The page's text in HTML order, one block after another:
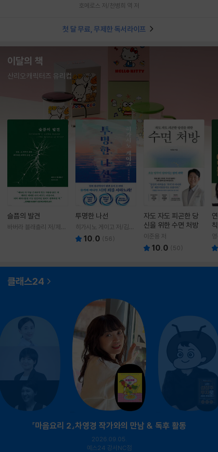
호메로스 저/천병희 역 저
첫 달 무료, 무제한 독서라이프
이달의 책
산리오캐릭터즈 유리컵
슬픔의 발견
바버라 블래츨리 저/제효
투명한 나선
히가시노 게이고 저/김선
영 역10.0 (56)
자도 자도 피곤한 당
신을 위한 수면 처방
이준용 저
10.0 (50)
칙
클래스24
『마음요리 2』차영경 작가와의 만남 & 독후 활동
2026.09.05.
예스24 강서NC점